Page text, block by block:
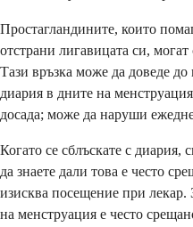
Простагландините, които
отстрани лигавицата си,
Тази връзка може да доведе
диария в дните на
досада; може да наруши
Когато се сблъскате с диария,
да знаете дали това е често
изисква посещение при лекар.
на менструация е често